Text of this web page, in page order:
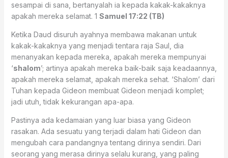
sesampai di sana, bertanyalah ia kepada kakak-kakaknya
apakah mereka selamat. 1 Samuel 17:22 (TB)
Ketika Daud disuruh ayahnya membawa makanan untuk
kakak-kakaknya yang menjadi tentara raja Saul, dia
menanyakan kepada mereka, apakah mereka mempunyai
‘shalom’; artinya apakah mereka baik-baik saja keadaannya,
apakah mereka selamat, apakah mereka sehat. ‘Shalom’ dari
Tuhan kepada Gideon membuat Gideon menjadi komplet;
jadi utuh, tidak kekurangan apa-apa.
Pastinya ada kedamaian yang luar biasa yang Gideon
rasakan. Ada sesuatu yang terjadi dalam hati Gideon dan
mengubah cara pandangnya tentang dirinya sendiri. Dari
seorang yang merasa dirinya selalu kurang, yang paling